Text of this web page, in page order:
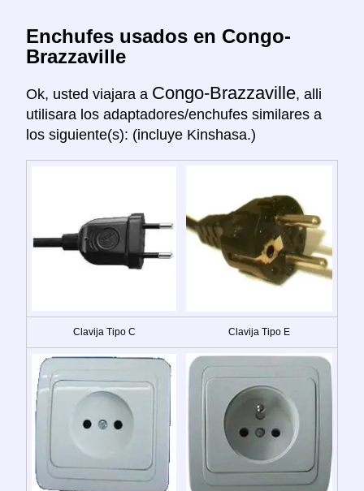
Enchufes usados en Congo-
Brazzaville
Ok, usted viajara a Congo-Brazzaville, alli
utilisara los adaptadores/enchufes similares a
los siguiente(s): (incluye Kinshasa.)
Clavija Tipo C Clavija Tipo E